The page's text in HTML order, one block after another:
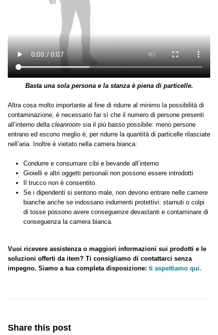
Basta una sola persona e la stanza è piena di particelle.
Altra cosa molto importante al fine di ridurre al minimo la possibilità di
contaminazione, è necessario far sì che il numero di persone presenti
all’interno della cleanroom sia il più basso possibile: meno persone
entrano ed escono meglio è, per ridurre la quantità di particelle rilasciate
nell’aria. Inoltre è vietato nella camera bianca:
Condurre e consumare cibi e bevande all’interno
Gioielli e altri oggetti personali non possono essere introdotti
Il trucco non è consentito
Se i dipendenti si sentono male, non devono entrare nelle camere
bianche anche se indossano indumenti protettivi: starnuti o colpi
di tosse possono avere conseguenze devastanti e contaminare di
conseguenza la camera bianca.
Vuoi ricevere assistenza o maggiori informazioni sui prodotti e le
soluzioni offerti da item? Ti consigliamo di contattarci senza
impegno. Siamo a tua completa disposizione: ti aspettiamo qui.
Share this post